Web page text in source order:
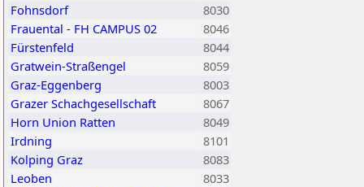
Fohnsdorf
8030
Frauental - FH CAMPUS 02
8046
Fürstenfeld
8044
Gratwein-Straßengel
8059
Graz-Eggenberg
8003
Grazer Schachgesellschaft
8067
Horn Union Ratten
8049
Irdning
8101
Kolping Graz
8083
Leoben
8033